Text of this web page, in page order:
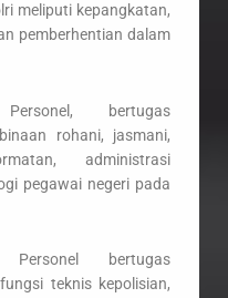
meliputi kepangkatan,
pemberhentian dalam
bertugas
rohani, jasmani,
administrasi
pegawai negeri pada
Personel bertugas
teknis kepolisian,